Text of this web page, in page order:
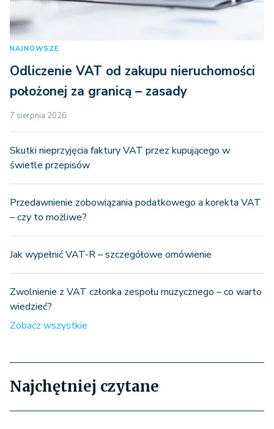
NAJNOWSZE
Odliczenie VAT od zakupu nieruchomości
położonej za granicą – zasady
7 sierpnia 2026
Skutki nieprzyjęcia faktury VAT przez kupującego w
świetle przepisów
Przedawnienie zobowiązania podatkowego a korekta VAT
– czy to możliwe?
Jak wypełnić VAT-R – szczegółowe omówienie
Zwolnienie z VAT członka zespołu muzycznego – co warto
wiedzieć?
Zobacz wszystkie
Najchętniej czytane